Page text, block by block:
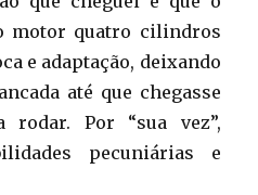
motor quatro cilindros
e adaptação, deixando
até que chegasse
Por “sua vez”,
pecuniárias e